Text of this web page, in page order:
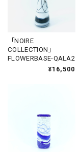
「NOIRE
COLLECTION」
FLOWERBASE-QALA2
¥16,500